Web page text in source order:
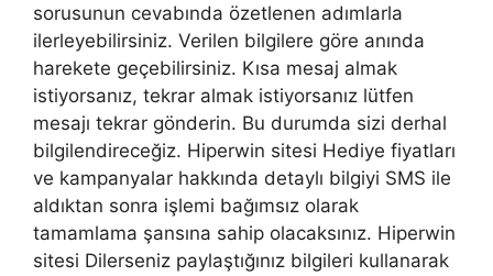
sorusunun cevabında özetlenen adımlarla
ilerleyebilirsiniz. Verilen bilgilere göre anında
harekete geçebilirsiniz. Kısa mesaj almak
istiyorsanız, tekrar almak istiyorsanız lütfen
mesajı tekrar gönderin. Bu durumda sizi derhal
bilgilendireceğiz. Hiperwin sitesi Hediye fiyatları
ve kampanyalar hakkında detaylı bilgiyi SMS ile
aldıktan sonra işlemi bağımsız olarak
tamamlama şansına sahip olacaksınız. Hiperwin
sitesi Dilerseniz paylaştığınız bilgileri kullanarak